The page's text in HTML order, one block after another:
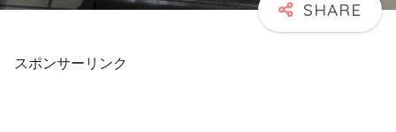
スポンサーリンク